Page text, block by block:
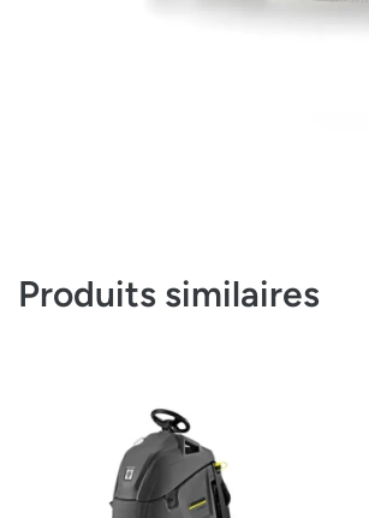
Produits similaires